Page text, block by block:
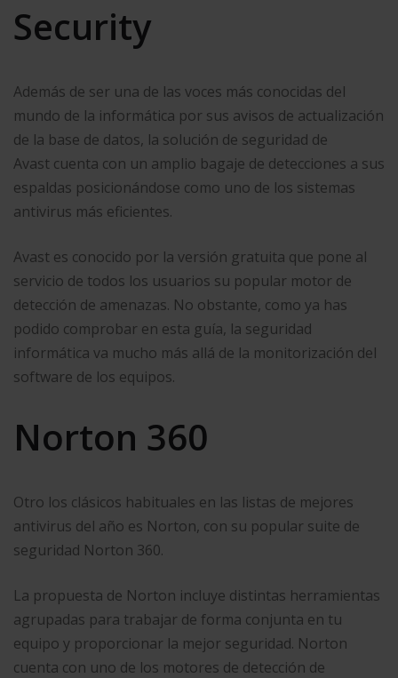
Security
Además de ser una de las voces más conocidas del
mundo de la informática por sus avisos de actualización
de la base de datos, la solución de seguridad de
Avast cuenta con un amplio bagaje de detecciones a sus
espaldas posicionándose como uno de los sistemas
antivirus más eficientes.
Avast es conocido por la versión gratuita que pone al
servicio de todos los usuarios su popular motor de
detección de amenazas. No obstante, como ya has
podido comprobar en esta guía, la seguridad
informática va mucho más allá de la monitorización del
software de los equipos.
Norton 360
Otro los clásicos habituales en las listas de mejores
antivirus del año es Norton, con su popular suite de
seguridad Norton 360.
La propuesta de Norton incluye distintas herramientas
agrupadas para trabajar de forma conjunta en tu
equipo y proporcionar la mejor seguridad. Norton
cuenta con uno de los motores de detección de